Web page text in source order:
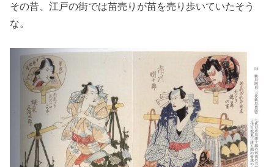
その昔、江戸の街では苗売りが苗を売り歩いていたそう
な。